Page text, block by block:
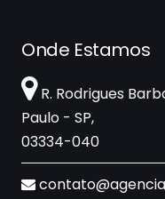
Onde Estamos
R. Rodrigues
Paulo - SP,
03334-040